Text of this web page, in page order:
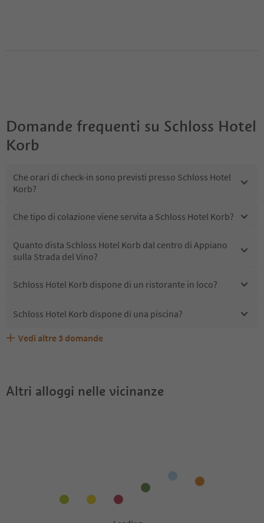
Domande frequenti su Schloss Hotel
Korb
Che orari di check-in sono previsti presso Schloss Hotel
Korb?
Che tipo di colazione viene servita a Schloss Hotel Korb?
Quanto dista Schloss Hotel Korb dal centro di Appiano
sulla Strada del Vino?
Schloss Hotel Korb dispone di un ristorante in loco?
Schloss Hotel Korb dispone di una piscina?
Schloss Hotel Korb accetta animali domestici?
Quali servizi/attività sono disponibili presso Schloss
Gli ospiti di Schloss Hotel Korb ricevono l'Alto Adige
Vedi altre 3 domande
Altri alloggi nelle vicinanze